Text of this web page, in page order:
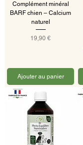
Complément minéral
BARF chien – Calcium
naturel
Prix
19,90 €
Ajouter au panier